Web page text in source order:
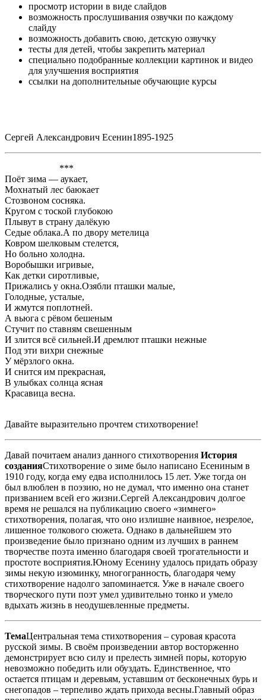
просмотр истории в виде слайдов
возможность прослушивания озвучки по каждому
слайду
возможность добавить свою, детскую озвучку
тесты для детей, чтобы закрепить материал
специально подобранные коллекции картинок и видео
для улучшения восприятия
ссылки на дополнительные обучающие курсы
Сергей Александрович Есенин1895-1925
***
Поёт зима — аукает,
Мохнатый лес баюкает
Стозвоном сосняка.
Кругом с тоской глубокою
Плывут в страну далёкую
Седые облака.А по двору метелица
Ковром шелковым стелется,
Но больно холодна.
Воробышки игривые,
Как детки сиротливые,
Прижались у окна.Озябли пташки малые,
Голодные, усталые,
И жмутся поплотней.
А вьюга с рёвом бешеным
Стучит по ставням свешенным
И злится всё сильней.И дремлют пташки нежные
Под эти вихри снежные
У мёрзлого окна.
И снится им прекрасная,
В улыбках солнца ясная
Красавица весна.
Давайте выразительно прочтем стихотворение!
Давай почитаем анализ данного стихотворения История
созданияСтихотворение о зиме было написано Есениным в
1910 году, когда ему едва исполнилось 15 лет. Уже тогда он
был влюблен в поэзию, но не думал, что именно она станет
призванием всей его жизни.Сергей Александрович долгое
время не решался на публикацию своего «зимнего»
стихотворения, полагая, что оно излишне наивное, незрелое,
лишенное толкового сюжета. Однако в дальнейшем это
произведение было признано одним из лучших в раннем
творчестве поэта именно благодаря своей трогательности и
простоте восприятия.Юному Есенину удалось придать образу
зимы некую изюминку, многогранность, благодаря чему
стихотворение надолго запоминается. Уже в начале своего
творческого пути поэт умел удивительно тонко и умело
вдыхать жизнь в неодушевленные предметы.
ТемаЦентральная тема стихотворения – суровая красота
русской зимы. В своём произведении автор восторженно
демонстрирует всю силу и прелесть зимней поры, которую
невозможно победить или обуздать. Единственное, что
остается птицам и деревьям, уставшим от бесконечных бурь и
снегопадов – терпеливо ждать прихода весны.Главный образ